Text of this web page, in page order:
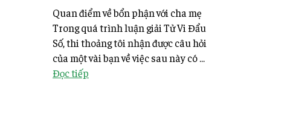
Quan điểm về bổn phận với cha mẹ
Trong quá trình luận giải Tử Vi Đẩu
Số, thi thoảng tôi nhận được câu hỏi
của một vài bạn về việc sau này có ...
Đọc tiếp